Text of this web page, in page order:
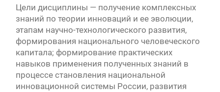
— Первый канал, 05.08.2026. Часть 1-3
Цели дисциплины — получение комплексных
знаний по теории инноваций и ее эволюции,
этапам научно-технологического развития,
формирования национального человеческого
капитала; формирование практических
навыков применения полученных знаний в
процессе становления национальной
инновационной системы России, развития